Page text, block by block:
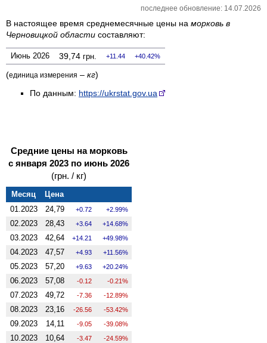
последнее обновление: 14.07.2026
В настоящее время среднемесячные цены на морковь в
Черновицкой области составляют:
Июнь 2026 39,74 грн. 11.44 40.42%
(единица измерения – кг)
По данным: https://ukrstat.gov.ua
Средние цены на морковь
с января 2023 по июнь 2026
(грн. / кг)
Месяц
Цена
01.2023
24,79 0.72 2.99%
02.2023 28,43 3.64 14.68%
03.2023 42,64 14.21 49.98%
04.2023 47,57 4.93 11.56%
05.2023 57,20 9.63 20.24%
06.2023 57,08 -0.12 -0.21%
07.2023 49,72 -7.36 -12.89%
08.2023 23,16 -26.56 -53.42%
09.2023 14,11 -9.05 -39.08%
10.2023 10,64 -3.47 -24.59%